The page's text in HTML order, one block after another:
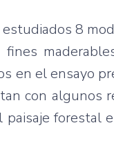
8
en el ensayo
con
forestal